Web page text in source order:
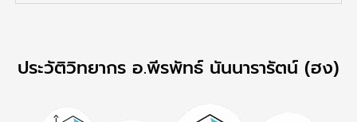
ประวัติวิทยากร อ.พีรพัทธ์ นันนารารัตน์ (ฮง)